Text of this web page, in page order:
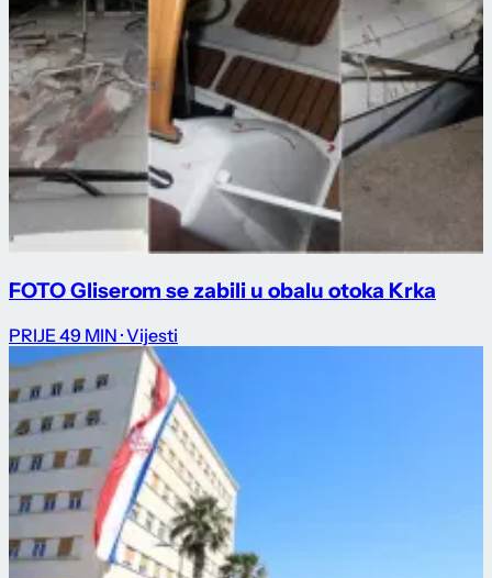
FOTO Gliserom se zabili u obalu otoka Krka
PRIJE 49 MIN · Vijesti